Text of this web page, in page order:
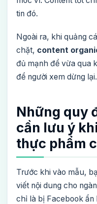
tin đó.
Ngoài ra, khi quảng
chặt, content
đủ mạnh để vừa qua
để người xem dừng lại.
Những quy
cần lưu ý
thực phẩm
Trước khi vào mẫu,
viết nội dung cho
chỉ là bị Facebook ẩn